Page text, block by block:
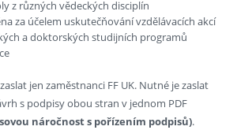
z různých vědeckých disciplín
za účelem uskutečňování vzdělávacích akcí
a doktorských studijních programů
jen zaměstnanci FF UK. Nutné je zaslat
s podpisy obou stran v jednom PDF
náročnost s pořízením podpisů).